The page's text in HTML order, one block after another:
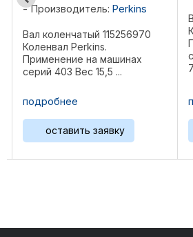
Коленвал Perkins.
Применение на машинах
серий 1106-66, 1206-66, 1206-
70, 1106-70 Вес 60,5 кг
Референции: T407271, ...
подробнее
оставить заявку